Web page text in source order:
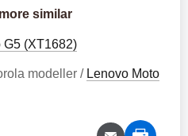
similar
G5 (XT1682)
modeller / Lenovo Moto